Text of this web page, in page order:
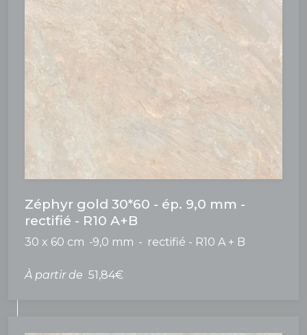
Zéphyr gold 30*60 - ép. 9,0 mm -
rectifié - R10 A+B
30 x 60 cm 9,0 mm rectifié - R10 A + B
À partir de 51,84€